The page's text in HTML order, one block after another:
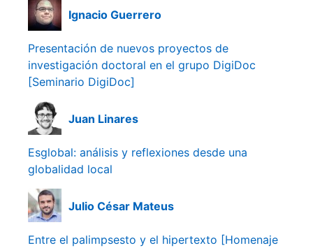
Ignacio Guerrero
Presentación de nuevos proyectos de
investigación doctoral en el grupo DigiDoc
[Seminario DigiDoc]
Juan Linares
Esglobal: análisis y reflexiones desde una
globalidad local
Julio César Mateus
Entre el palimpsesto y el hipertexto [Homenaje